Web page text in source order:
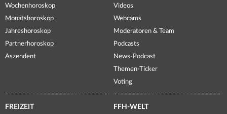
Wochenhoroskop
Monatshoroskop
Jahreshoroskop
Partnerhoroskop
Aszendent
Videos
Webcams
Moderatoren & Team
Podcasts
News-Podcast
Themen-Ticker
Voting
FREIZEIT FFH-WELT